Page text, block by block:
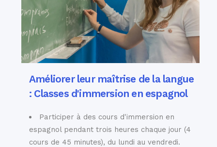
Améliorer leur maîtrise de la langue
: Classes d'immersion en espagnol
Participer à des cours d'immersion en
espagnol pendant trois heures chaque jour (4
cours de 45 minutes), du lundi au vendredi.